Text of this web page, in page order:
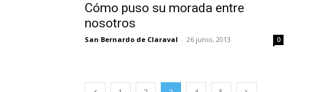
Cómo puso su morada entre
nosotros
San Bernardo de Claraval - 26 junio, 2013 0